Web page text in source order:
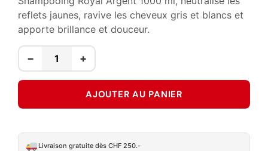
reflets jaunes, ravive les cheveux gris et blancs et
apporte brillance et douceur.
− +
AJOUTER AU PANIER
Livraison gratuite dès CHF 250.-